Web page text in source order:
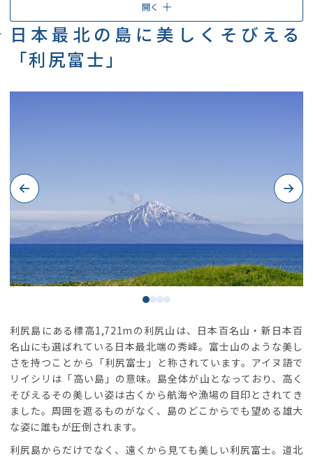
開く
日本最北の島に美しくそびえる
「利尻富士」
Previous Next
利尻島にある標高1,721mの利尻山は、日本百名山・新日本百
名山にも選ばれている日本最北端の秀峰。富士山のような美し
さを持つことから「利尻富士」と称されています。アイヌ語で
リイシリは「高い島」の意味。島全体が山となっており、高く
そびえるその美しい姿は古くから航海や漁場の目印とされてき
ました。周囲を遮るものがなく、島のどこからでも望める雄大
な姿に誰もが圧倒されます。
利尻島からだけでなく、遠くから見ても美しい利尻富士。道北